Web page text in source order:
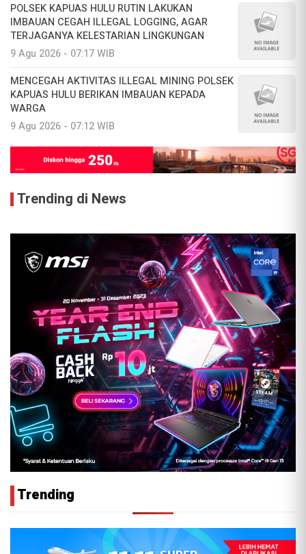
POLSEK KAPUAS HULU RUTIN LAKUKAN
IMBAUAN CEGAH ILLEGAL LOGGING, AGAR
TERJAGANYA KELESTARIAN LINGKUNGAN
9 Agu 2026 - 07:17 WIB
MENCEGAH AKTIVITAS ILLEGAL MINING POLSEK
KAPUAS HULU BERIKAN IMBAUAN KEPADA
WARGA
9 Agu 2026 - 07:12 WIB
Trending di News
Trending